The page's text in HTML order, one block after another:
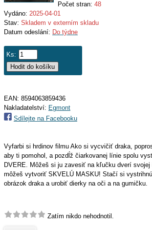
Počet stran: 48
Vydáno: 2025-04-01
Stav: Skladem v externím skladu
Datum odeslání: Do týdne
Ks:
EAN: 8594063859436
Nakladatelství: Egmont
Sdílejte na Facebooku
Vyfarbi si hrdinov filmu Ako si vycvičiť draka,
aby ti pomohol, a pozdĺž čiarkovanej línie spolu
DVERE. Môžeš si ju zavesiť na kľučku dverí svojej
môžeš vytvoriť SKVELÚ MASKU! Stačí si
obrázok draka a urobiť dierky na oči a na gumičku.
Zatím nikdo nehodnotil.